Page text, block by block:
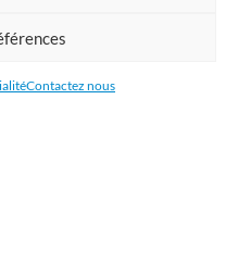
Contactez nous
film adhésive, drapeau,
et dans la plupart des pays de